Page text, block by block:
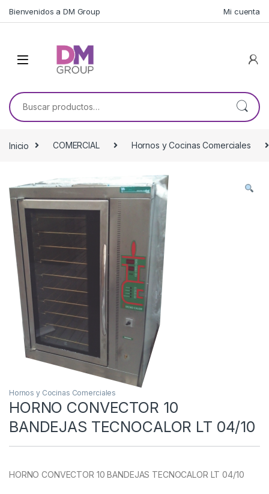
Bienvenidos a DM Group Mi cuenta
Buscar por:
Inicio COMERCIAL Hornos y Cocinas Comerciales
Hornos y Cocinas Comerciales
HORNO CONVECTOR 10
BANDEJAS TECNOCALOR LT 04/10
HORNO CONVECTOR 10 BANDEJAS TECNOCALOR LT 04/10